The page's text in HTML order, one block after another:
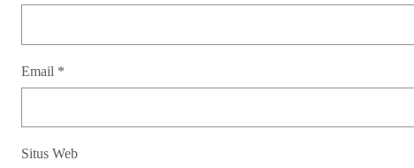
Email *
Situs Web